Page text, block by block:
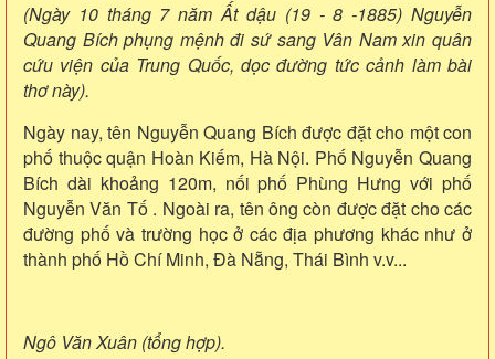
(Ngày 10 tháng 7 năm Ất dậu (19 - 8 -1885) Nguyễn
Quang Bích phụng mệnh đi sứ sang Vân Nam xin quân
cứu viện của Trung Quốc, dọc đường tức cảnh làm bài
thơ này).
Ngày nay, tên Nguyễn Quang Bích được đặt cho một con
phố thuộc quận Hoàn Kiếm, Hà Nội. Phố Nguyễn Quang
Bích dài khoảng 120m, nối phố Phùng Hưng với phố
Nguyễn Văn Tố . Ngoài ra, tên ông còn được đặt cho các
đường phố và trường học ở các địa phương khác như ở
thành phố Hồ Chí Minh, Đà Nẵng, Thái Bình v.v...
Ngô Văn Xuân (tổng hợp).